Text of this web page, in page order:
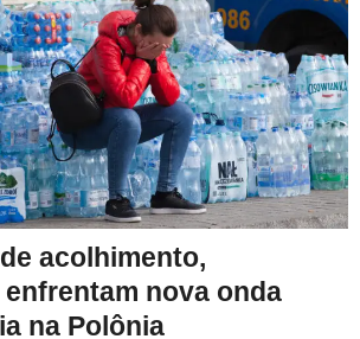
acolhimento,
nova onda
na Polônia